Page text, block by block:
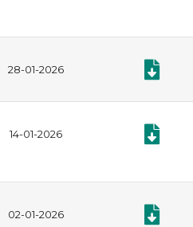
28-01-2026
14-01-2026
02-01-2026